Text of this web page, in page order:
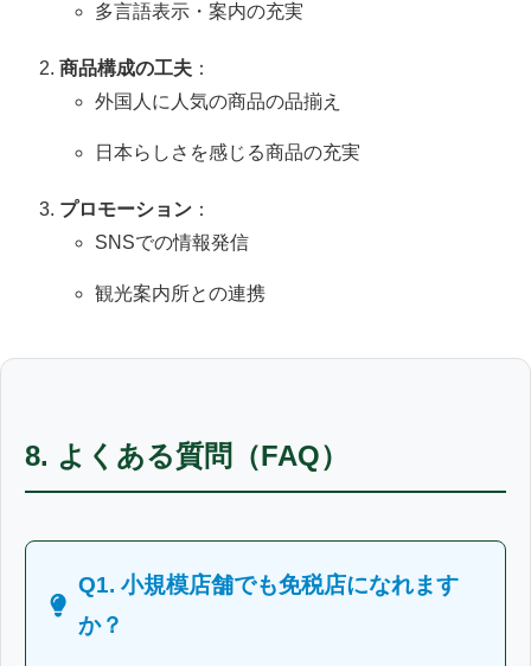
多言語表示・案内の充実
商品構成の工夫 ：
外国人に人気の商品の品揃え
日本らしさを感じる商品の充実
プロモーション ：
SNSでの情報発信
観光案内所との連携
8. よくある質問（FAQ）
Q1. 小規模店舗でも免税店になれます
か？